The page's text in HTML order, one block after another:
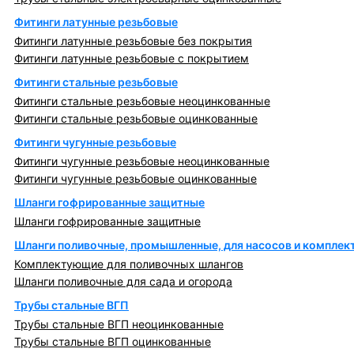
Фитинги латунные резьбовые
Фитинги латунные резьбовые без покрытия
Фитинги латунные резьбовые с покрытием
Фитинги стальные резьбовые
Фитинги стальные резьбовые неоцинкованные
Фитинги стальные резьбовые оцинкованные
Фитинги чугунные резьбовые
Фитинги чугунные резьбовые неоцинкованные
Фитинги чугунные резьбовые оцинкованные
Шланги гофрированные защитные
Шланги гофрированные защитные
Шланги поливочные, промышленные, для насосов и
Комплектующие для поливочных шлангов
Шланги поливочные для сада и огорода
Трубы стальные ВГП
Трубы стальные ВГП неоцинкованные
Трубы стальные ВГП оцинкованные